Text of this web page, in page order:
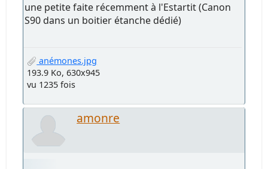
une petite faite récemment à l'Estartit (Canon
S90 dans un boitier étanche dédié)
anémones.jpg
193.9 Ko, 630x945
vu 1235 fois
amonre